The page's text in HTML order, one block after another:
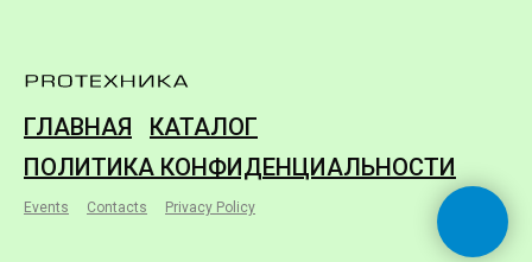
ГЛАВНАЯ
КАТАЛОГ
ПОЛИТИКА КОНФИДЕНЦИАЛЬНОСТИ
Events Contacts Privacy Policy